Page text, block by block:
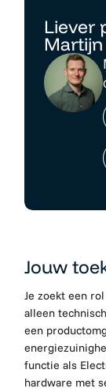
Liever
Jouw
Je zoekt een
alleen
een
functie als
hardware met